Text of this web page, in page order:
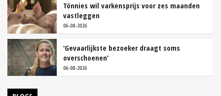
Tönnies wil varkensprijs voor zes maanden
vastleggen
06-08-2026
‘Gevaarlijkste bezoeker draagt soms
overschoenen’
06-08-2026